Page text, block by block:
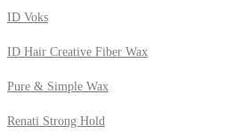
ID Voks
ID Hair Creative Fiber Wax
Pure & Simple Wax
Renati Strong Hold